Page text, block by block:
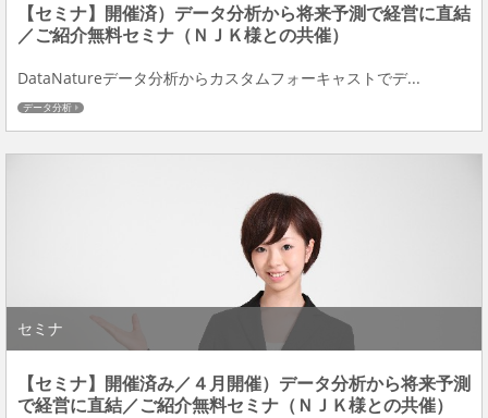
【セミナ】開催済）データ分析から将来予測で経営に直結
／ご紹介無料セミナ（ＮＪＫ様との共催）
DataNatureデータ分析からカスタムフォーキャストでデ...
データ分析
セミナ
【セミナ】開催済み／４月開催）データ分析から将来予測
で経営に直結／ご紹介無料セミナ（ＮＪＫ様との共催）